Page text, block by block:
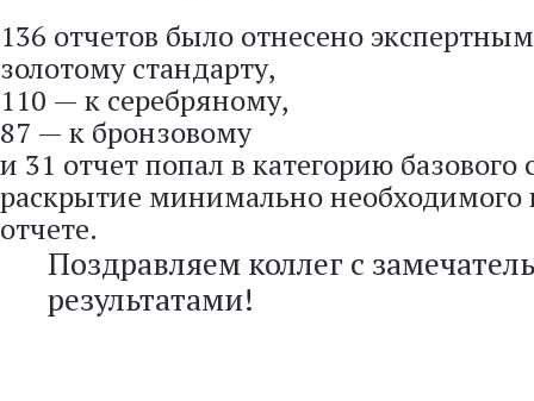
136 отчетов было отнесено
золотому стандарту,
110 — к серебряному,
87 — к бронзовому
и 31 отчет попал в категорию базового
раскрытие минимально необходимого
отчете.
Поздравляем коллег с
результатами!